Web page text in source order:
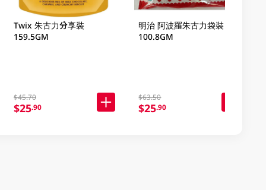
Twix 朱古力分享裝
159.5GM
$45.70
$25.90
明治 阿波羅朱古力袋裝
100.8GM
$63.50
$25.90